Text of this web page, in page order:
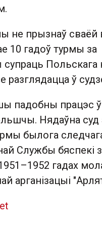
не прызнаў сваёй
10 гадоў турмы за
Польскага
разглядацца ў
падобны працэс ў
Нядаўна суд
былога
Службы бяспекі
гадах
арганізацыі